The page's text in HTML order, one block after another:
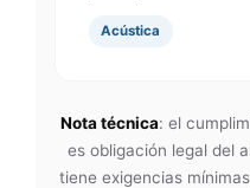
Acústica
Nota técnica: el
es obligación legal del
tiene exigencias